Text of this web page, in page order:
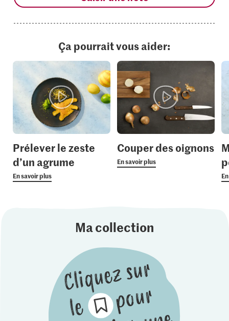
Ça pourrait vous aider:
Prélever le zeste
d’un agrume
En savoir plus
Couper des oignons
En savoir plus
Ma collection